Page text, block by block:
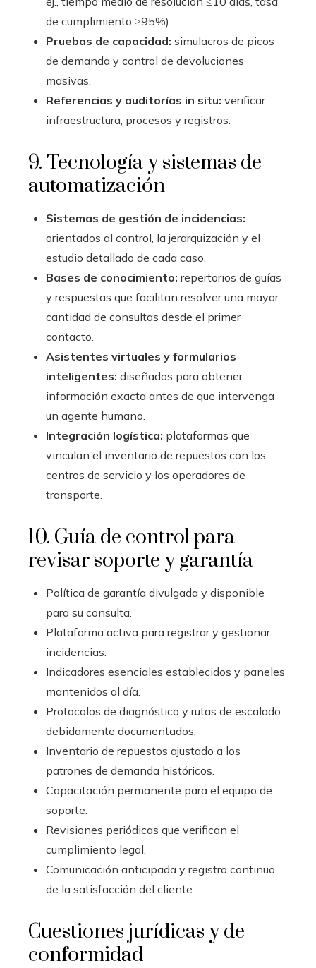
de cumplimiento ≥95%).
Pruebas de capacidad: simulacros de picos
de demanda y control de devoluciones
masivas.
Referencias y auditorías in situ: verificar
infraestructura, procesos y registros.
9. Tecnología y sistemas de
automatización
Sistemas de gestión de incidencias:
orientados al control, la jerarquización y el
estudio detallado de cada caso.
Bases de conocimiento: repertorios de guías
y respuestas que facilitan resolver una mayor
cantidad de consultas desde el primer
contacto.
Asistentes virtuales y formularios
inteligentes: diseñados para obtener
información exacta antes de que intervenga
un agente humano.
Integración logística: plataformas que
vinculan el inventario de repuestos con los
centros de servicio y los operadores de
transporte.
10. Guía de control para
revisar soporte y garantía
Política de garantía divulgada y disponible
para su consulta.
Plataforma activa para registrar y gestionar
incidencias.
Indicadores esenciales establecidos y paneles
mantenidos al día.
Protocolos de diagnóstico y rutas de escalado
debidamente documentados.
Inventario de repuestos ajustado a los
patrones de demanda históricos.
Capacitación permanente para el equipo de
soporte.
Revisiones periódicas que verifican el
cumplimiento legal.
Comunicación anticipada y registro continuo
de la satisfacción del cliente.
Cuestiones jurídicas y de
conformidad